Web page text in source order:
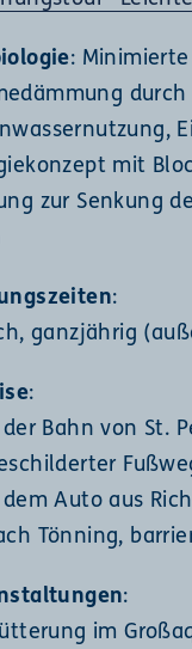
:
mit
zur Senkung
:
ganzjährig
:
Bahn von St.
dem Auto aus
Tönning,
:
im